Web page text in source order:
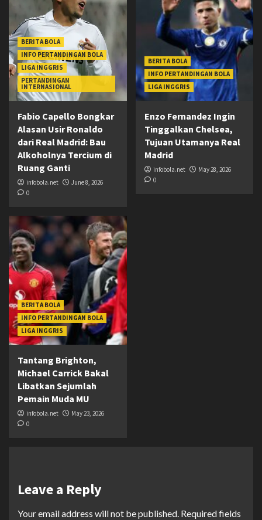
BERITA BOLA
INFO PERTANDINGAN BOLA
LIGA INGGRIS
PERTANDINGAN
INTERNASIONAL
Fabio Capello Bongkar
Alasan Usir Ronaldo
dari Real Madrid: Bau
Alkoholnya Tercium di
Ruang Ganti
infobola.net
June 8, 2026
0
BERITA BOLA
INFO PERTANDINGAN BOLA
LIGA INGGRIS
Enzo Fernandez Ingin
Tinggalkan Chelsea,
Tujuan Utamanya Real
Madrid
infobola.net
May 28, 2026
0
BERITA BOLA
INFO PERTANDINGAN BOLA
LIGA INGGRIS
Tantang Brighton,
Michael Carrick Bakal
Libatkan Sejumlah
Pemain Muda MU
infobola.net
May 23, 2026
0
Leave a Reply
Your email address will not be published. Required fields